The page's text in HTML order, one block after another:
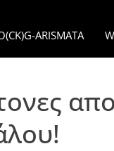
ARISMATA